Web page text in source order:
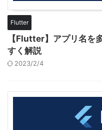
Flutter
【Flutter】アプリ名を
すく解説
2023/2/4